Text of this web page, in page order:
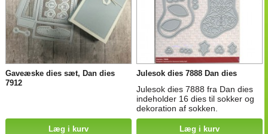
Gaveæske dies sæt, Dan dies
7912
Læg i kurv
Julesok dies 7888 Dan dies
Julesok dies 7888 fra Dan dies
indeholder 16 dies til sokker og
dekoration af sokken.
Læg i kurv